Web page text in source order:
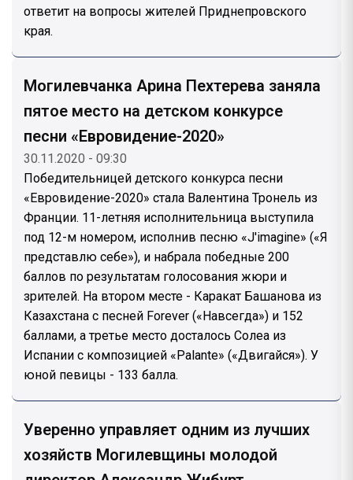
ответит на вопросы жителей Приднепровского
края.
Могилевчанка Арина Пехтерева заняла
пятое место на детском конкурсе
песни «Евровидение-2020»
30.11.2020 - 09:30
Победительницей детского конкурса песни
«Евровидение-2020» стала Валентина Тронель из
Франции. 11-летняя исполнительница выступила
под 12-м номером, исполнив песню «J'imagine» («Я
представлю себе»), и набрала победные 200
баллов по результатам голосования жюри и
зрителей. На втором месте - Каракат Башанова из
Казахстана с песней Forever («Навсегда») и 152
баллами, а третье место досталось Солеа из
Испании с композицией «Palante» («Двигайся»). У
юной певицы - 133 балла.
Уверенно управляет одним из лучших
хозяйств Могилевщины молодой